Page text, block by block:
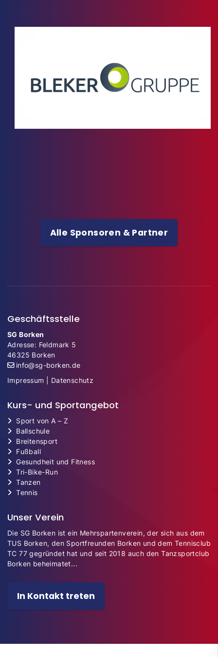
Alle Sponsoren & Partner
Geschäftsstelle
SG Borken
Adresse: Feldmark 5
46325 Borken
info@sg-borken.de
Impressum
Datenschutz
Kurs- und Sportangebot
Sport von A – Z
Ballschule
Breitensport
Fußball
Gesundheit und Fitness
Tri-Bike-Run
Tanzen
Tennis
Unser Verein
Die SG Borken ist ein Mehrspartenverein, der sich aus dem
TUS Borken, den Sportfreunden Borken und dem Tennisclub
TC 77 gegründet hat und seit 2018 auch den Tanzsportclub
Borken beheimatet...
In Kontakt treten